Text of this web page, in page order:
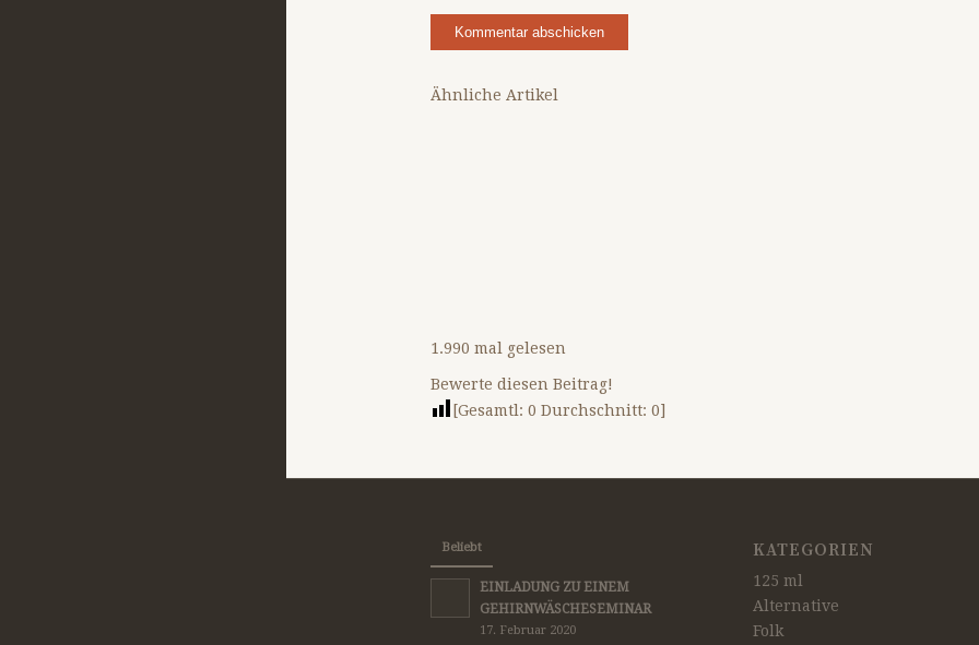
Ähnliche Artikel
1.990 mal gelesen
Bewerte diesen Beitrag!
[Gesamtl: 0 Durchschnitt: 0]
Beliebt
EINLADUNG ZU EINEM
GEHIRNWÄSCHESEMINAR
17. Februar 2020
KATEGORIEN
125 ml
Alternative
Folk